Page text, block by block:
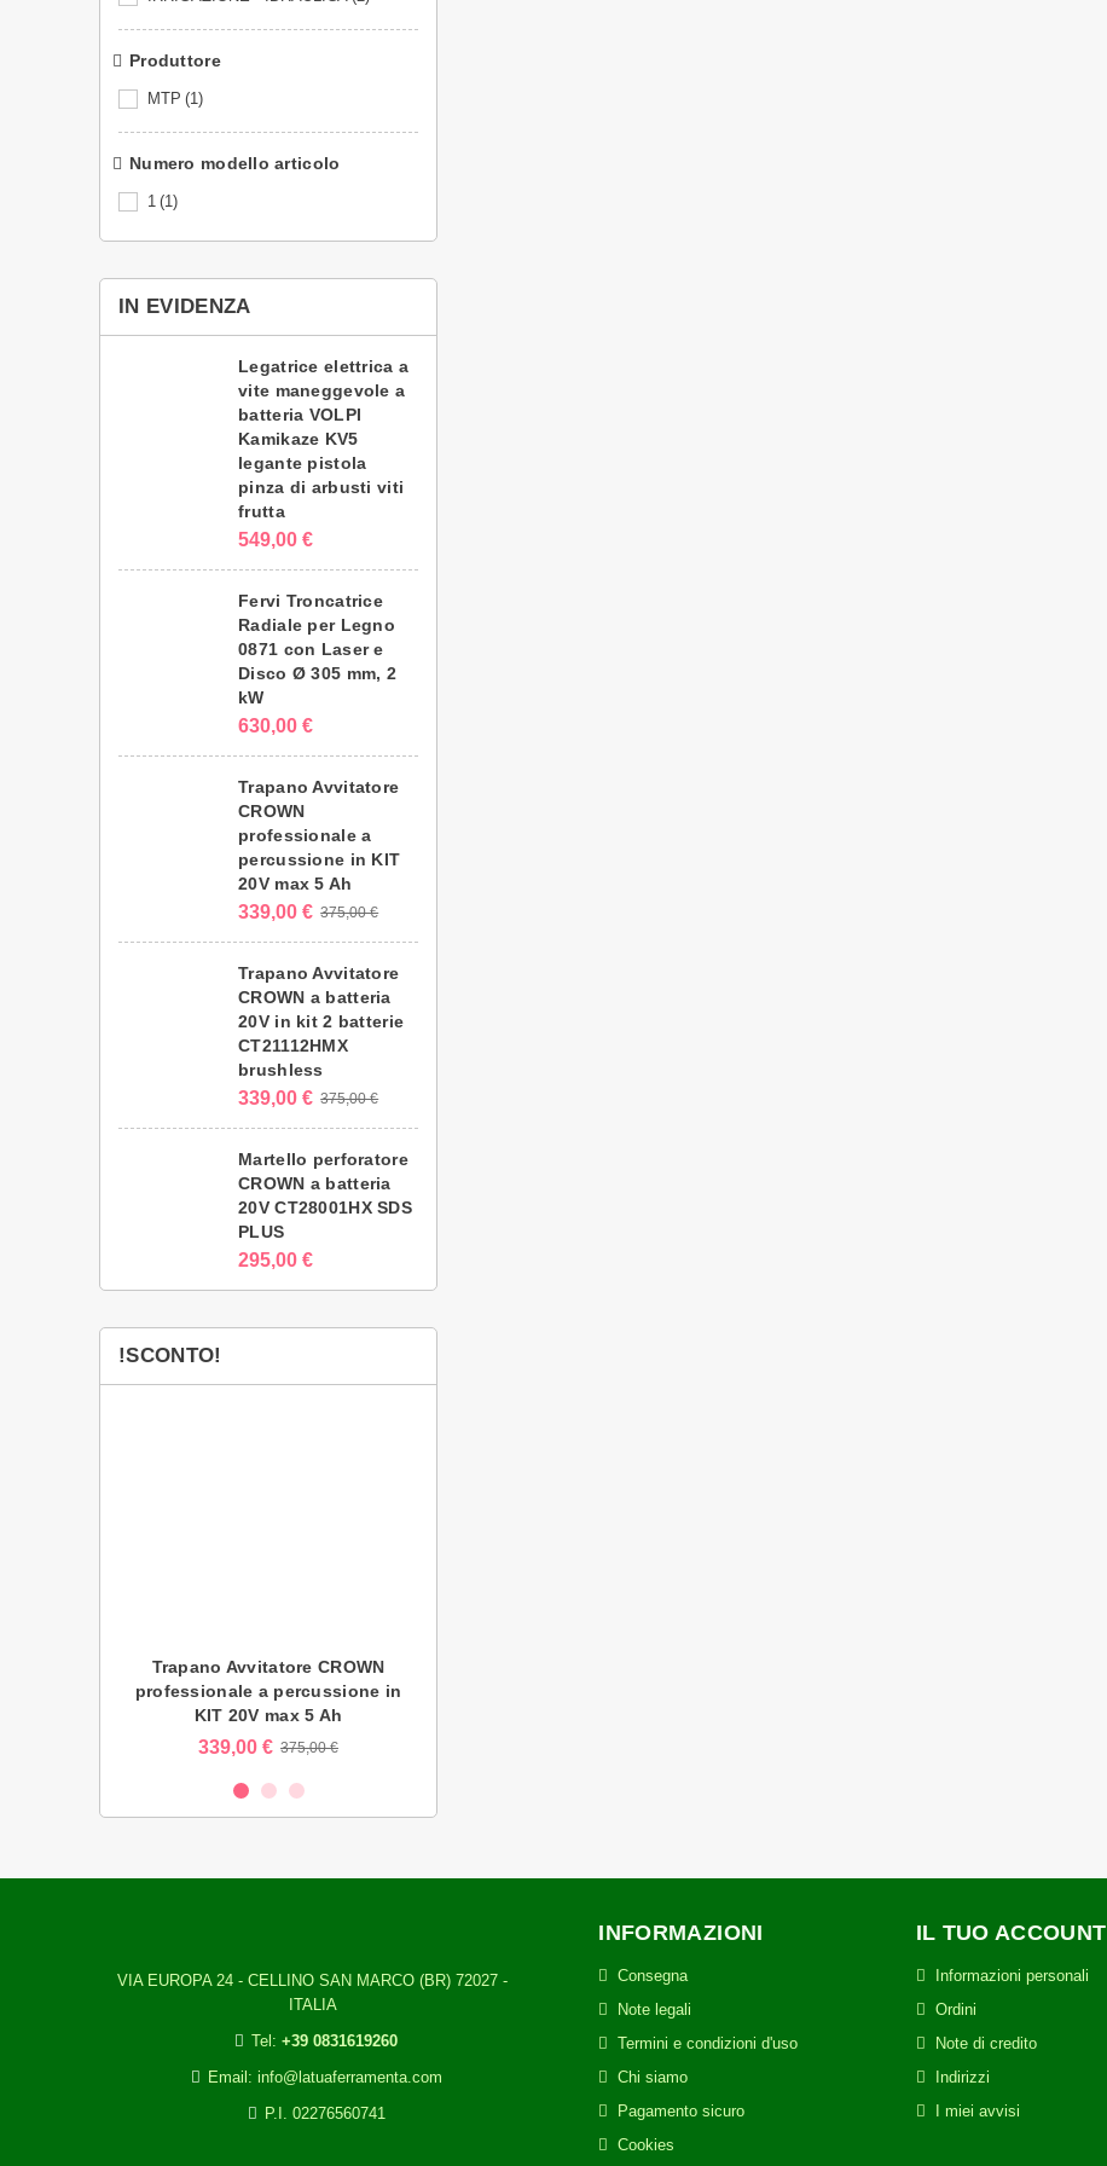
Produttore
‎MTP (1)
Numero modello articolo
‎1 (1)
IN EVIDENZA
Legatrice elettrica a
vite maneggevole a
batteria VOLPI
Kamikaze KV5
legante pistola
pinza di arbusti viti
frutta
549,00 €
Fervi Troncatrice
Radiale per Legno
0871 con Laser e
Disco Ø 305 mm, 2
kW
630,00 €
Trapano Avvitatore
CROWN
professionale a
percussione in KIT
20V max 5 Ah
339,00 € 375,00 €
Trapano Avvitatore
CROWN a batteria
20V in kit 2 batterie
CT21112HMX
brushless
339,00 € 375,00 €
Martello perforatore
CROWN a batteria
20V CT28001HX SDS
PLUS
295,00 €
!SCONTO!
Trapano Avvitatore CROWN
professionale a percussione in
KIT 20V max 5 Ah
339,00 € 375,00 €
VIA EUROPA 24 - CELLINO SAN MARCO (BR) 72027 -
ITALIA
Tel:+39 0831619260
Email: info@latuaferramenta.com
P.I. 02276560741
INFORMAZIONI
Consegna
Note legali
Termini e condizioni d'uso
Chi siamo
Pagamento sicuro
Cookies
IL TUO ACCOUNT
Informazioni personali
Ordini
Note di credito
Indirizzi
I miei avvisi